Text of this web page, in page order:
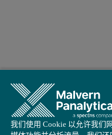
我们使用 Cookie 以允许我们